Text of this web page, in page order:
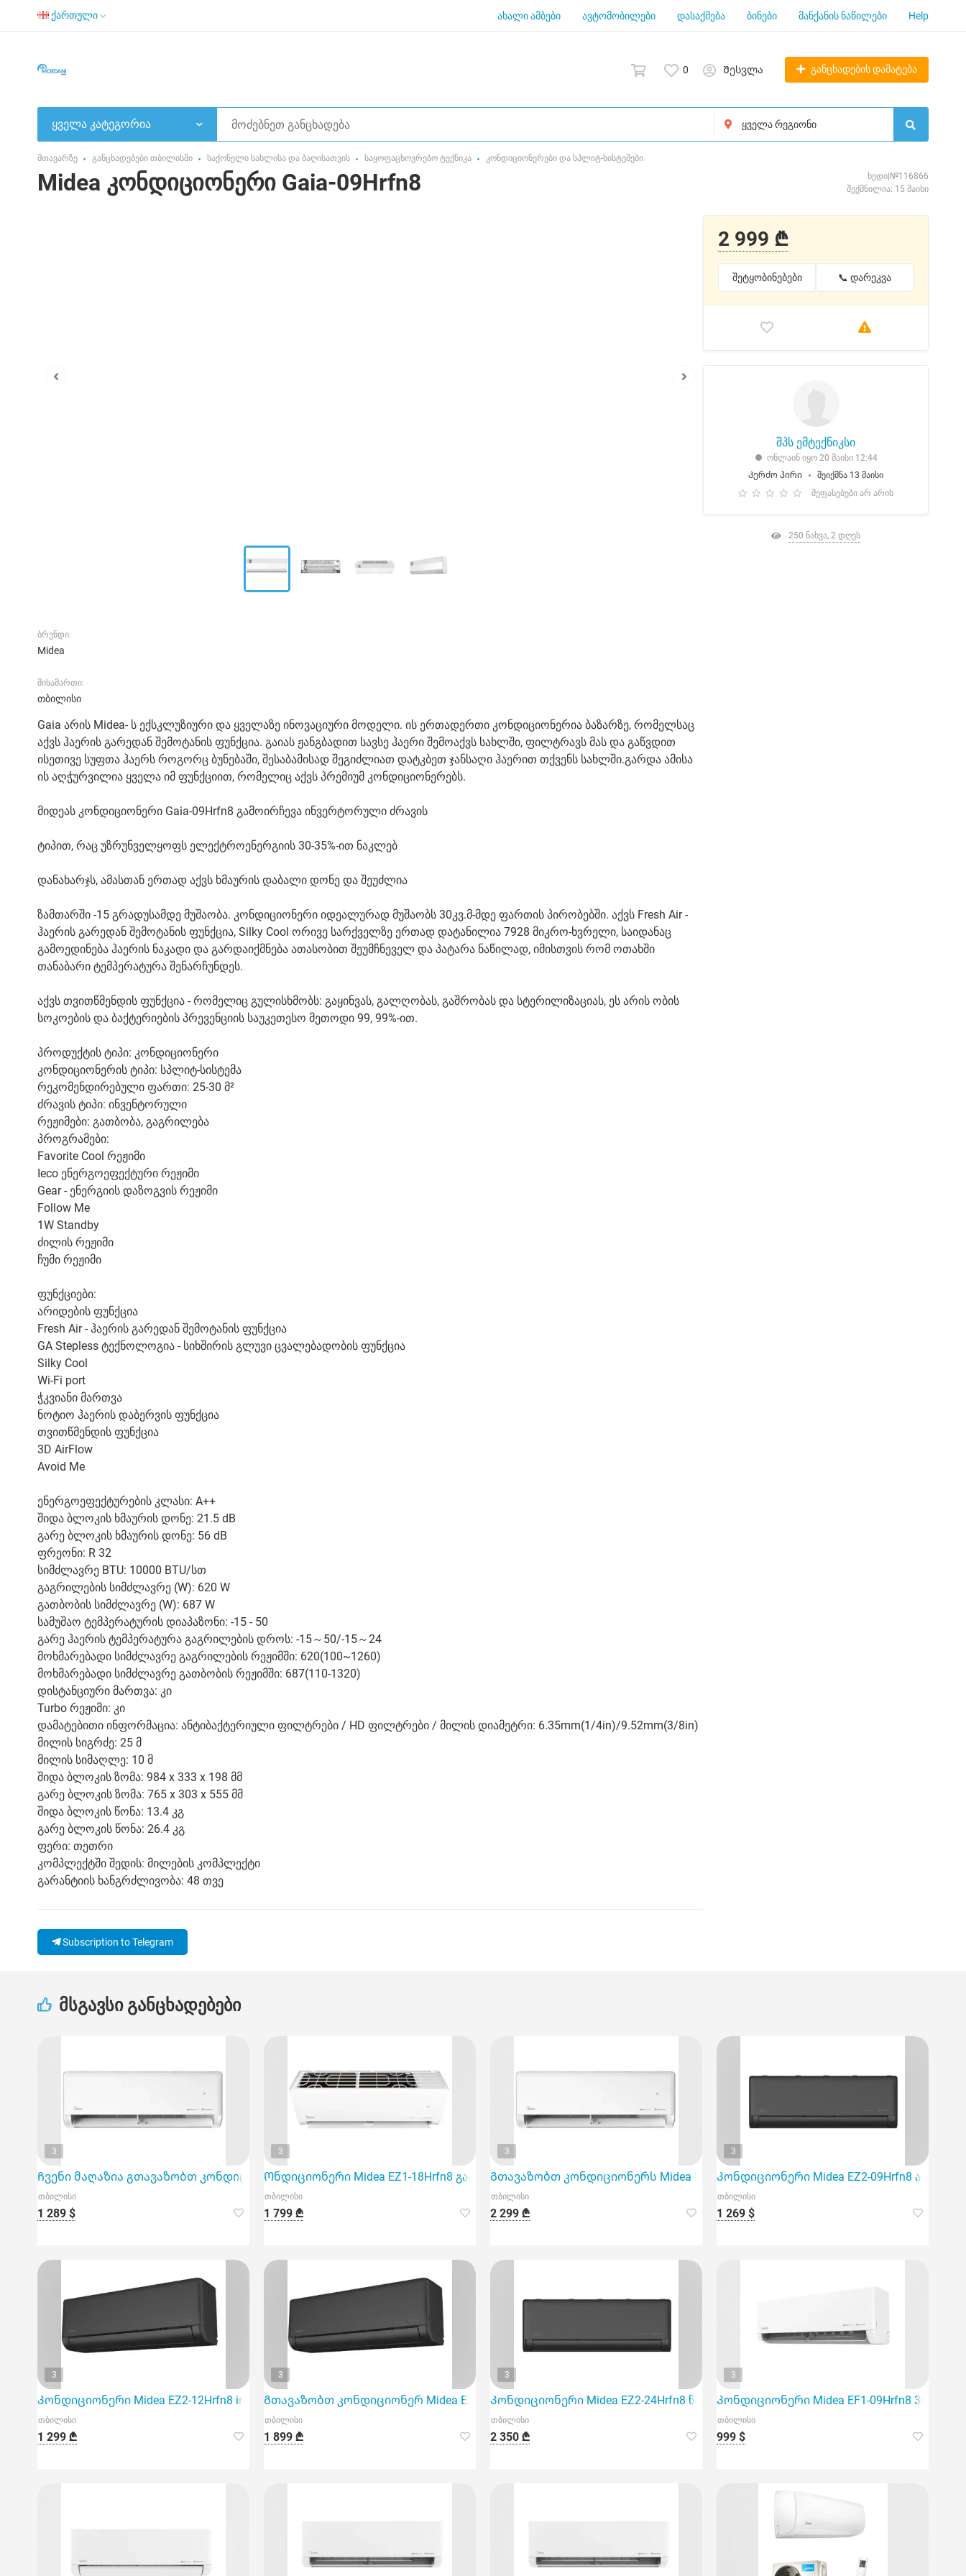
ქართული ახალი ამბები ავტომობილები დასაქმება ბინები მანქანის ნაწილები Help
0 Შესვლა განცხადების დამატება
ყველა კატეგორია
მთავარზე განცხადებები თბილისში საქონელი სახლისა და ბაღისათვის საყოფაცხოვრებო ტექნიკა კონდიციონერები და სპლიტ-სისტემები
Midea კონდიციონერი Gaia-09Hrfn8
ხედი|№116866
შექმნილია: 15 მაისი
ბრენდი:
Midea
მისამართი:
თბილისი
Gaia არის Midea- ს ექსკლუზიური და ყველაზე ინოვაციური მოდელი. ის ერთადერთი კონდიციონერია ბაზარზე, რომელსაც
აქვს ჰაერის გარედან შემოტანის ფუნქცია. გაიას ჟანგბადით სავსე ჰაერი შემოაქვს სახლში, ფილტრავს მას და გაწვდით
ისეთივე სუფთა ჰაერს როგორც ბუნებაში, შესაბამისად შეგიძლიათ დატკბეთ ჯანსაღი ჰაერით თქვენს სახლში.გარდა ამისა
ის აღჭურვილია ყველა იმ ფუნქციით, რომელიც აქვს პრემიუმ კონდიციონერებს.
მიდეას კონდიციონერი Gaia-09Hrfn8 გამოირჩევა ინვერტორული ძრავის
ტიპით, რაც უზრუნველყოფს ელექტროენერგიის 30-35%-ით ნაკლებ
დანახარჯს, ამასთან ერთად აქვს ხმაურის დაბალი დონე და შეუძლია
ზამთარში -15 გრადუსამდე მუშაობა. კონდიციონერი იდეალურად მუშაობს 30კვ.მ-მდე ფართის პირობებში. აქვს Fresh Air -
ჰაერის გარედან შემოტანის ფუნქცია, Silky Cool ორივე სარქველზე ერთად დატანილია 7928 მიკრო-ხვრელი, საიდანაც
გამოედინება ჰაერის ნაკადი და გარდაიქმნება ათასობით შეუმჩნეველ და პატარა ნაწილად, იმისთვის რომ ოთახში
თანაბარი ტემპერატურა შენარჩუნდეს.
აქვს თვითწმენდის ფუნქცია - რომელიც გულისხმობს: გაყინვას, გალღობას, გაშრობას და სტერილიზაციას, ეს არის ობის
სოკოების და ბაქტერიების პრევენციის საუკეთესო მეთოდი 99, 99%-ით.
პროდუქტის ტიპი: კონდიციონერი
კონდიციონერის ტიპი: სპლიტ-სისტემა
რეკომენდირებული ფართი: 25-30 მ²
ძრავის ტიპი: ინვენტორული
რეჟიმები: გათბობა, გაგრილება
პროგრამები:
Favorite Cool რეჟიმი
Ieco ენერგოეფექტური რეჟიმი
Gear - ენერგიის დაზოგვის რეჟიმი
Follow Me
1W Standby
ძილის რეჟიმი
ჩუმი რეჟიმი
ფუნქციები:
არიდების ფუნქცია
Fresh Air - ჰაერის გარედან შემოტანის ფუნქცია
GA Stepless ტექნოლოგია - სიხშირის გლუვი ცვალებადობის ფუნქცია
Silky Cool
Wi-Fi port
ჭკვიანი მართვა
ნოტიო ჰაერის დაბერვის ფუნქცია
თვითწმენდის ფუნქცია
3D AirFlow
Avoid Me
ენერგოეფექტურების კლასი: A++
შიდა ბლოკის ხმაურის დონე: 21.5 dB
გარე ბლოკის ხმაურის დონე: 56 dB
ფრეონი: R 32
სიმძლავრე BTU: 10000 BTU/სთ
გაგრილების სიმძლავრე (W): 620 W
გათბობის სიმძლავრე (W): 687 W
სამუშაო ტემპერატურის დიაპაზონი: -15 - 50
გარე ჰაერის ტემპერატურა გაგრილების დროს: -15～50/-15～24
მოხმარებადი სიმძლავრე გაგრილების რეჟიმში: 620(100~1260)
მოხმარებადი სიმძლავრე გათბობის რეჟიმში: 687(110-1320)
დისტანციური მართვა: კი
Turbo რეჟიმი: კი
დამატებითი ინფორმაცია: ანტიბაქტერიული ფილტრები / HD ფილტრები / მილის დიამეტრი: 6.35mm(1/4in)/9.52mm(3/8in)
მილის სიგრძე: 25 მ
მილის სიმაღლე: 10 მ
შიდა ბლოკის ზომა: 984 x 333 x 198 მმ
გარე ბლოკის ზომა: 765 x 303 x 555 მმ
შიდა ბლოკის წონა: 13.4 კგ
გარე ბლოკის წონა: 26.4 კგ
ფერი: თეთრი
კომპლექტში შედის: მილების კომპლექტი
გარანტიის ხანგრძლივობა: 48 თვე
Subscription to Telegram
2 999 ₾
შეტყობინებები 📞 დარეკვა
შპს ემტექნიკსი
ონლაინ იყო 20 მაისი 12:44
Კერძო პირი
შეიქმნა 13 მაისი
შეფასებები არ არის
250 ნახვა, 2 დღეს
მსგავსი განცხადებები
3
Ჩვენი მაღაზია გთავაზობთ კონდიციონერს Midea EZ1-12Hrfn8, რომელიც იდეალურია 40 მ2 ფართობის საჰაერო გაგ
თბილისი
1 289 $
3
Ონდიციონერი Midea EZ1-18Hrfn8 გამწვანებულია 60 კვ.მ ფართობისთვის და აწვდის ენერგოეფექტურობის მაღალი
თბილისი
1 799 ₾
3
Გთავაზობთ კონდიციონერს Midea EZ1-24Hrfn8, რომელიც იდეალურია 80მ2
თბილისი
2 299 ₾
3
Კონდიციონერი Midea EZ2-09Hrfn8 არის
თბილისი
1 269 $
3
Კონდიციონერი Midea EZ2-12Hrfn8 inventer 40m2 black
თბილისი
1 299 ₾
3
Გთავაზობთ კონდიციონერ Midea EZ2-18Hrfn8 inventer-ს, რომელიც განკუთვნილია 60მ² ფართის ოთახებისთვის.
თბილისი
1 899 ₾
3
Კონდიციონერი Midea EZ2-24Hrfn8 წარმოადგენს ინვერტერულ სისტემას, რომელიც
თბილისი
2 350 ₾
3
Კონდიციონერი Midea EF1-09Hrfn8 30მ²
თბილისი
999 $